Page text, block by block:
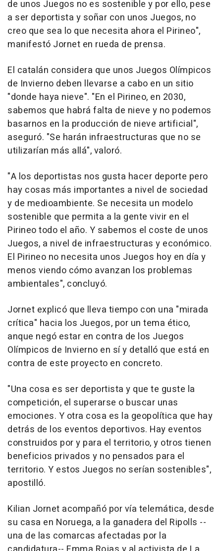
de unos Juegos no es sostenible y por ello, pese
a ser deportista y soñar con unos Juegos, no
creo que sea lo que necesita ahora el Pirineo",
manifestó Jornet en rueda de prensa.
El catalán considera que unos Juegos Olímpicos
de Invierno deben llevarse a cabo en un sitio
"donde haya nieve". "En el Pirineo, en 2030,
sabemos que habrá falta de nieve y no podemos
basarnos en la producción de nieve artificial",
aseguró. "Se harán infraestructuras que no se
utilizarían más allá", valoró.
"A los deportistas nos gusta hacer deporte pero
hay cosas más importantes a nivel de sociedad
y de medioambiente. Se necesita un modelo
sostenible que permita a la gente vivir en el
Pirineo todo el año. Y sabemos el coste de unos
Juegos, a nivel de infraestructuras y económico.
El Pirineo no necesita unos Juegos hoy en día y
menos viendo cómo avanzan los problemas
ambientales", concluyó.
Jornet explicó que lleva tiempo con una "mirada
crítica" hacia los Juegos, por un tema ético,
anque negó estar en contra de los Juegos
Olímpicos de Invierno en sí y detalló que está en
contra de este proyecto en concreto.
"Una cosa es ser deportista y que te guste la
competición, el superarse o buscar unas
emociones. Y otra cosa es la geopolítica que hay
detrás de los eventos deportivos. Hay eventos
construidos por y para el territorio, y otros tienen
beneficios privados y no pensados para el
territorio. Y estos Juegos no serían sostenibles",
apostilló.
Kilian Jornet acompañó por vía telemática, desde
su casa en Noruega, a la ganadera del Ripolls --
una de las comarcas afectadas por la